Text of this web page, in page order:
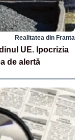
Realitatea din Franta
UE. Ipocrizia
de alertă